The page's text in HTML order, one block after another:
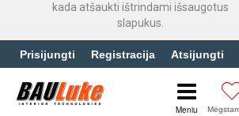
kada atšaukti ištrindami išsaugotus
slapukus.
Prisijungti Registracija Atsijungti